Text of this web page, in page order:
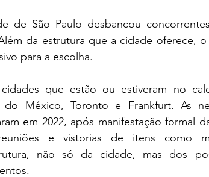
de São Paulo desbancou
da estrutura que a cidade oferece,
para a escolha.
que estão ou estiveram no
do México, Toronto e Frankfurt. As
em 2022, após manifestação formal
e vistorias de itens como
não só da cidade, mas dos